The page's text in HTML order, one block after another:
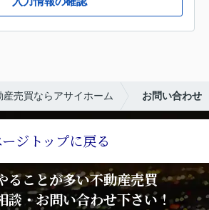
売買ならアサイホーム お問い合わせ
ジトップに戻る
ることが多い不動産売買
談・お問い合わせ下さい！